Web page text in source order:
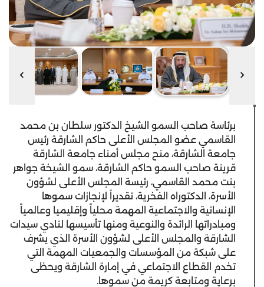
برئاسة صاحب السمو الشيخ الدكتور سلطان بن محمد
القاسمي عضو المجلس الأعلى حاكم الشارقة رئيس
جامعة الشارقة، منح مجلس أمناء جامعة الشارقة
قرينة صاحب السمو حاكم الشارقة، سمو الشيخة جواهر
بنت محمد القاسمي، رئيسة المجلس الأعلى لشؤون
الأسرة، الدكتوراه الفخرية، تقديراً لإنجازات سموها
الإنسانية والاجتماعية المهمة محلياً وإقليميا وعالمياً
ومبادراتها الرائدة والنوعية ومنها تأسيسها لنادي سيدات
الشارقة والمجلس الأعلى لشؤون الأسرة الذي يشرف
على شبكة من المؤسسات والجمعيات المهمة التي
تخدم القطاع الاجتماعي في إمارة الشارقة ويحظى
برعاية ومتابعة كريمة من سموها.